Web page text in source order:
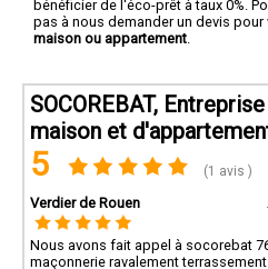
bénéficier de l'éco-prêt à taux 0%.
pas à nous demander un devis pour
maison ou appartement
SOCOREBAT,
maison et
5 (1 avis )
Verdier de Rouen
Nous avons fait appel à socorebat
maçonnerie ravalement